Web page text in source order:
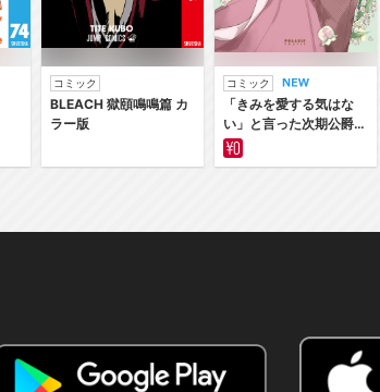
コミック
BLEACH 獄頤鳴鳴篇 カ
ラー版
コミック
「きみを愛する気はな
い」と言った次期公爵様
がなぜか溺愛してきます